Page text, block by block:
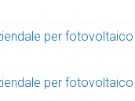
per
per